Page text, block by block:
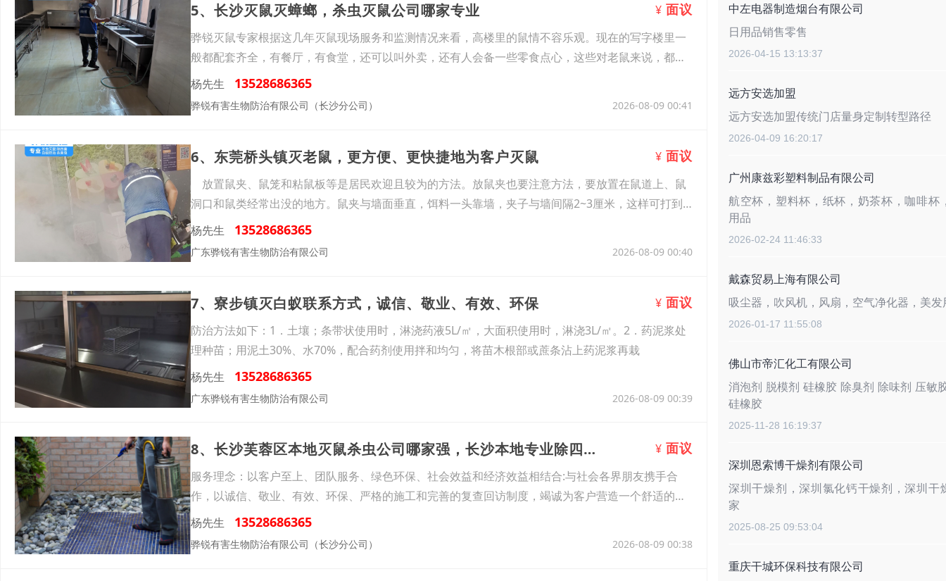
5、长沙灭鼠灭蟑螂，杀虫灭鼠公司哪家专业 ¥ 面议
骅锐灭鼠专家根据这几年灭鼠现场服务和监测情况来看，高楼里的鼠情不容乐观。现在的写字楼里一
般都配套齐全，有餐厅，有食堂，还可以叫外卖，还有人会备一些零食点心，这些对老鼠来说，都是
**
杨先生 13528686365
骅锐有害生物防治有限公司（长沙分公司） 2026-08-09 00:41
6、东莞桥头镇灭老鼠，更方便、更快捷地为客户灭鼠 ¥ 面议
放置鼠夹、鼠笼和粘鼠板等是居民欢迎且较为的方法。放鼠夹也要注意方法，要放置在鼠道上、鼠
洞口和鼠类经常出没的地方。鼠夹与墙面垂直，饵料一头靠墙，夹子与墙间隔2~3厘米，这样可打到
来
杨先生 13528686365
广东骅锐有害生物防治有限公司 2026-08-09 00:40
7、寮步镇灭白蚁联系方式，诚信、敬业、有效、环保 ¥ 面议
防治方法如下：1．土壤；条带状使用时，淋浇药液5L/㎡，大面积使用时，淋浇3L/㎡。2．药泥浆处
理种苗；用泥土30%、水70%，配合药剂使用拌和均匀，将苗木根部或蔗条沾上药泥浆再栽
杨先生 13528686365
广东骅锐有害生物防治有限公司 2026-08-09 00:39
8、长沙芙蓉区本地灭鼠杀虫公司哪家强，长沙本地专业除四害公司 ¥ 面议
服务理念：以客户至上、团队服务、绿色环保、社会效益和经济效益相结合:与社会各界朋友携手合
作，以诚信、敬业、有效、环保、严格的施工和完善的复查回访制度，竭诚为客户营造一个舒适的工
作环
杨先生 13528686365
骅锐有害生物防治有限公司（长沙分公司） 2026-08-09 00:38
中左电器制造烟台有限公司
日用品销售零售
2026-04-15 13:13:37
远方安选加盟
远方安选加盟传统门店量身定制转型路径
2026-04-09 16:20:17
广州康兹彩塑料制品有限公司
航空杯，塑料杯，纸杯，奶茶杯，咖啡杯
用品
2026-02-24 11:46:33
戴森贸易上海有限公司
吸尘器，吹风机，风扇，空气净化器，美发
2026-01-17 11:55:08
佛山市帝汇化工有限公司
消泡剂 脱模剂 硅橡胶 除臭剂 除味剂 压敏
硅橡胶
2025-11-28 16:19:37
深圳恩索博干燥剂有限公司
深圳干燥剂，深圳氯化钙干燥剂，深圳干
家
2025-08-25 09:53:04
重庆干城环保科技有限公司